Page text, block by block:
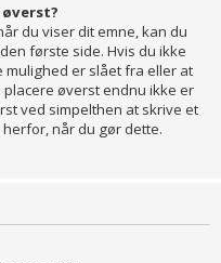
du viser dit emne, kan du
første side. Hvis du ikke
mulighed er slået fra eller at
øverst endnu ikke er
ved simpelthen at skrive et
når du gør dette.